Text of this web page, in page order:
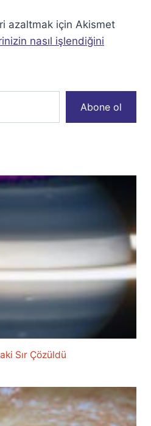
azaltmak için Akismet
nasıl işlendiğini
Abone ol
Sır Çözüldü